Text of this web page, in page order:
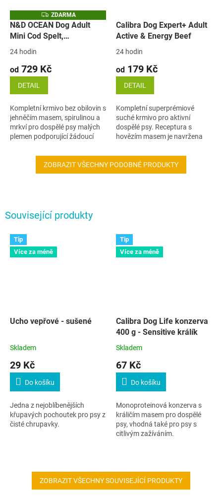
Související produkty
Tip
Více za méně
Ucho vepřové - sušené
Skladem
29 Kč
Do košíku
Jedna z nejoblíbenějších
křupavých pochoutek pro psy z
čisté chrupavky.
Tip
Více za méně
Calibra Dog Life konzerva
400 g - Sensitive králík
Skladem
67 Kč
Do košíku
Monoproteinová konzerva s
králičím masem pro dospělé
psy, vhodná také pro psy s
citlivým zažíváním.
ZOBRAZIT VŠECHNY SOUVISEJÍCÍ PRODUKTY
Z
D
A
R
M
ZDARMA
N&D OCEAN Dog Adult
Mini Cod Spelt,
Oats&Orange (treska,
24 hodin
od 729 Kč
DETAIL
Kompletní krmivo bez obilovin s
jehněčím masem, spirulinou a
mrkví pro dospělé psy malých
plemen podporující žádoucí
Calibra Dog Expert+ Adult
Active & Energy Beef
24 hodin
od 179 Kč
DETAIL
Kompletní superprémiové
suché krmivo pro aktivní
dospělé psy. Receptura s
hovězím masem je navržena
energetickými nároky při
sportu, tréninku nebo vyšší...
ZOBRAZIT VŠECHNY PODOBNÉ PRODUKTY